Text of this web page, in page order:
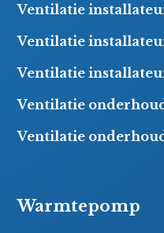
Ventilatie
Ventilatie
Ventilatie
Ventilatie
Ventilatie
Warmtepomp